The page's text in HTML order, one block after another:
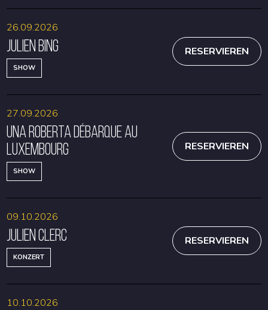
Julien Bing
SHOW
26.09.2026
RESERVIEREN
Una Roberta débarque au
Luxembourg
SHOW
27.09.2026
RESERVIEREN
Julien Clerc
KONZERT
09.10.2026
RESERVIEREN
10.10.2026